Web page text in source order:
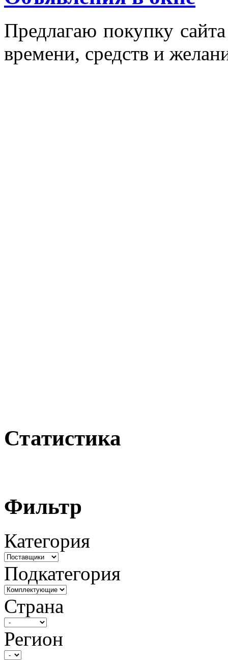
Пред­ла­гаю по­куп­ку
вре­мени, средств и
Статистика
Фильтр
Категория
Подкатегория
Страна
Регион